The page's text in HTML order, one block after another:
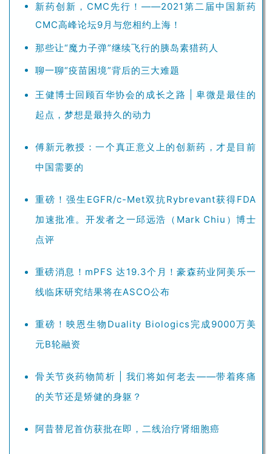
新药创新，CMC先行！——2021第二届中国新药
CMC高峰论坛9月与您相约上海！
那些让“魔力子弹”继续飞行的胰岛素猎药人
聊一聊“疫苗困境”背后的三大难题
王健博士回顾百华协会的成长之路 | 卑微是最佳的
起点，梦想是最持久的动力
傅新元教授：一个真正意义上的创新药，才是目前
中国需要的
重磅！强生EGFR/c-Met双抗Rybrevant获得FDA
加速批准。开发者之一邱远浩（Mark Chiu）博士
点评
重磅消息！mPFS 达19.3个月！豪森药业阿美乐一
线临床研究结果将在ASCO公布
重磅！映恩生物Duality Biologics完成9000万美
元B轮融资
骨关节炎药物简析 | 我们将如何老去——带着疼痛
的关节还是矫健的身躯？
阿昔替尼首仿获批在即，二线治疗肾细胞癌